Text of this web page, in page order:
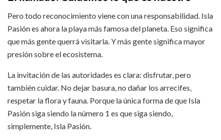
Pero todo reconocimiento viene con una responsabilidad. Isla
Pasión es ahora la playa más famosa del planeta. Eso significa
que más gente querrá visitarla. Y más gente significa mayor
presión sobre el ecosistema.
La invitación de las autoridades es clara: disfrutar, pero
también cuidar. No dejar basura, no dañar los arrecifes,
respetar la flora y fauna. Porque la única forma de que Isla
Pasión siga siendo la número 1 es que siga siendo,
simplemente, Isla Pasión.